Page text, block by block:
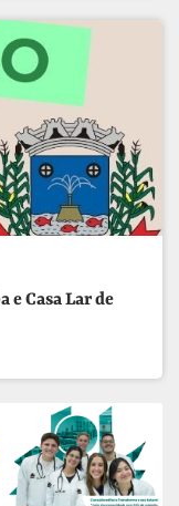
Casa Lar de